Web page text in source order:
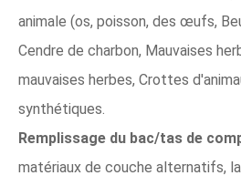
animale (os, poisson, des œufs,
Cendre de charbon, Mauvaises
mauvaises herbes, Crottes
synthétiques.
Remplissage du bac/tas de
matériaux de couche alternatifs,